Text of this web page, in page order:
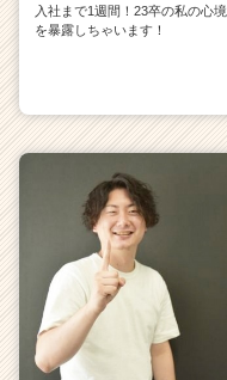
入社まで1週間！23卒の私の心境
を暴露しちゃいます！